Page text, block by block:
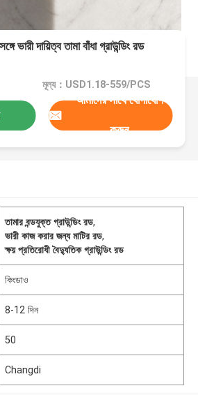
ভারী দায়িত্ব তামা বাঁধা গ্রাউন্ডিং রড
মূল্য：USD1.18-559/PCS
আমাদের সাথে যোগাযোগ
করুন
তামার বন্ডযুক্ত গ্রাউন্ডিং রড,
ভারী কাজ করার জন্য মাটির রড,
ক্ষয় প্রতিরোধী বৈদ্যুতিক গ্রাউন্ডিং রড
কিংডাও
8-12 দিন
50
Changdi